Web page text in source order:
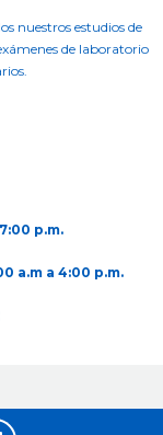
p.m.
a.m a 4:00 p.m.
nuestros estudios de
de laboratorio